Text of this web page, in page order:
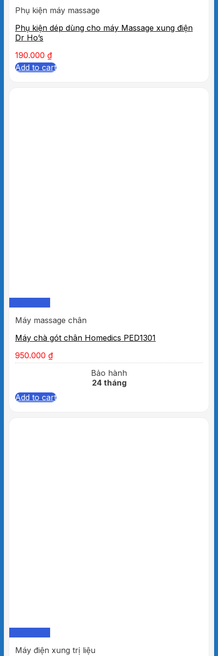
Phụ kiện máy massage
Phụ kiện dép dùng cho máy Massage xung điện
Dr Ho’s
190.000 ₫
Add to cart
Máy massage chân
Máy chà gót chân Homedics PED1301
950.000 ₫
Bảo hành
24 tháng
Add to cart
Máy điện xung trị liệu